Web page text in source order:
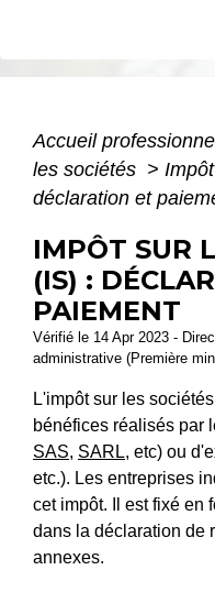
Accueil
les sociétés >
déclaration et
IMPÔT SUR
(IS) :
PAIEMENT
Vérifié le 14 Apr 2023 -
administrative (Première
L'impôt sur les
bénéfices réalisés par
SAS, SARL, etc) ou
etc.). Les entreprises
cet impôt. Il est fixé en
dans la déclaration de
annexes.